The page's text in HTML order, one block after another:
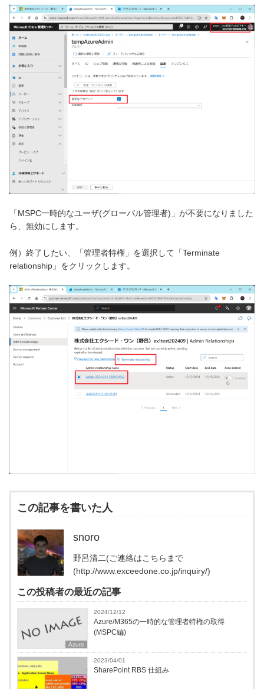
「MSPC一時的なユーザ(グローバル管理者)」が不要になりました
ら、無効にします。
例）終了したい、「管理者特権」を選択して「Terminate
relationship」をクリックします。
この記事を書いた人
snoro
野呂清二(ご連絡はこちらまで
(http://www.exceedone.co.jp/inquiry/)
この投稿者の最近の記事
Azure
2024/12/12
Azure/M365の一時的な管理者特権の取得
(MSPC編)
2023/04/01
SharePoint RBS 仕組み